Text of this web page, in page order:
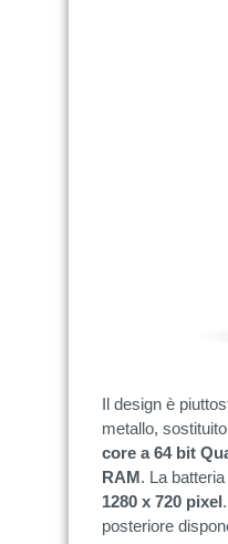
Il design è
metallo,
core a 64 bit
RAM. La
1280 x 720 pixel
posteriore